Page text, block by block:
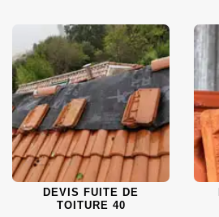
DEVIS FUITE DE
TOITURE 40